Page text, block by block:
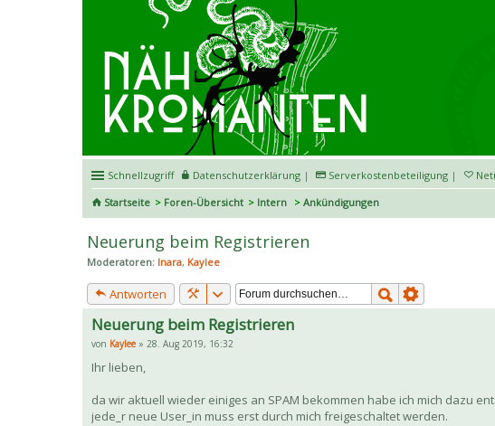
Schnellzugriff Datenschutzerklärung | Serverkostenbeteiligung |
Startseite
Foren-Übersicht Intern Ankündigungen
Neuerung beim Registrieren
Moderatoren: Inara, Kaylee
Antworten
Neuerung beim Registrieren
von Kaylee » 28. Aug 2019, 16:32
Ihr lieben,
da wir aktuell wieder einiges an SPAM bekommen habe ich mich dazu
jede_r neue User_in muss erst durch mich freigeschaltet werden.